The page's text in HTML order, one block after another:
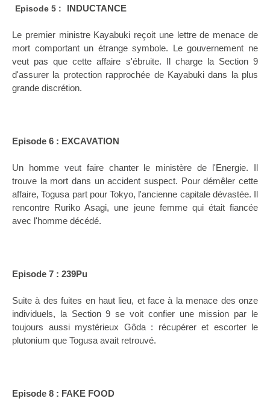
Episode 5 : INDUCTANCE
Le premier ministre Kayabuki reçoit une lettre de menace de
mort comportant un étrange symbole. Le gouvernement ne
veut pas que cette affaire s'ébruite. Il charge la Section9
d'assurer la protection rapprochée de Kayabuki dans la plus
grande discrétion.
Episode 6 : EXCAVATION
Un homme veut faire chanter le ministère de l'Energie. Il
trouve la mort dans un accident suspect. Pour démêler cette
affaire, Togusa part pour Tokyo, l'ancienne capitale dévastée. Il
rencontre Ruriko Asagi, une jeune femme qui était fiancée
avec l'homme décédé.
Episode 7 : 239Pu
Suite à des fuites en haut lieu, et face à la menace des onze
individuels, la Section9 se voit confier une mission par le
toujours aussi mystérieux Gôda : récupérer et escorter le
plutonium que Togusa avait retrouvé.
Episode 8 : FAKE FOOD